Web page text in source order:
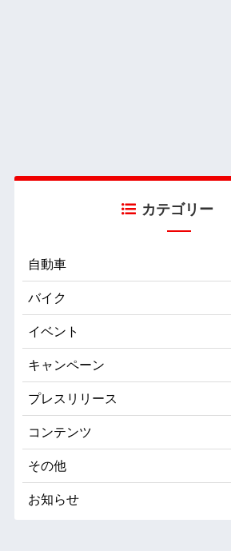
カテゴリー
自動車
バイク
イベント
キャンペーン
プレスリリース
コンテンツ
その他
お知らせ